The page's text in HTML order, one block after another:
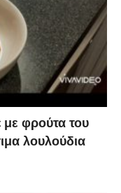
φρούτα του
λουλούδια